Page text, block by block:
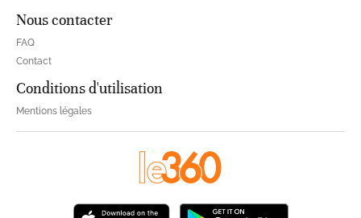
Nous contacter
FAQ
Contact
Conditions d'utilisation
Mentions légales